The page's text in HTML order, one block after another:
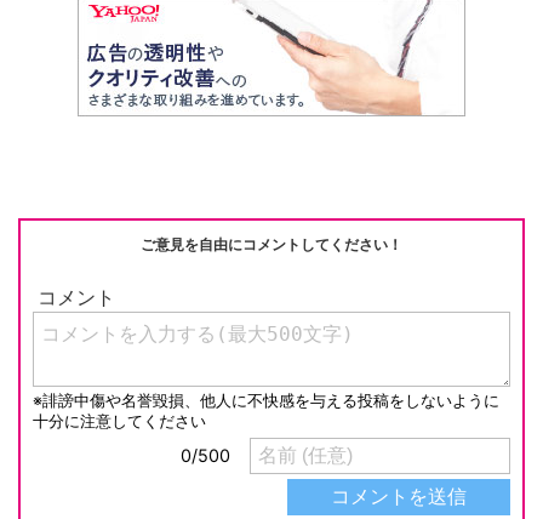
e
C
at
c
e
b
k
e
n
a
ail
Li
ご意見を自由にコメントしてください！